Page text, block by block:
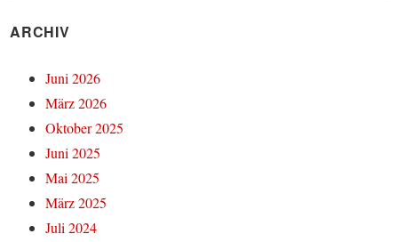
ARCHIV
Juni 2026
März 2026
Oktober 2025
Juni 2025
Mai 2025
März 2025
Juli 2024